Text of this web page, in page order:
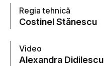
Regia tehnică
Costinel Stănescu
Video
Alexandra Didilescu